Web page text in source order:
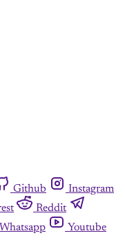
Github
Instagram
Reddit
Whatsapp
Youtube